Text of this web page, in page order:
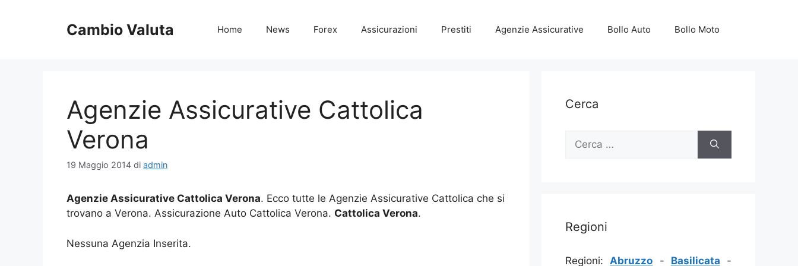
Cambio Valuta Home News Forex Assicurazioni Prestiti Agenzie Assicurative Bollo Auto Bollo Moto
Agenzie Assicurative Cattolica
Verona
19 Maggio 2014 di admin
Agenzie Assicurative Cattolica Verona. Ecco tutte le Agenzie Assicurative Cattolica che si
trovano a Verona. Assicurazione Auto Cattolica Verona. Cattolica Verona.
Nessuna Agenzia Inserita.
Cerca
Ricerca
Regioni
Regioni:Abruzzo - Basilicata -